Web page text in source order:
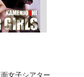
女子シアター